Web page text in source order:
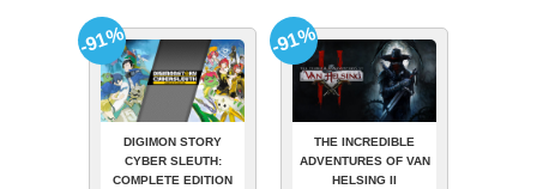
DIGIMON STORY
CYBER SLEUTH:
COMPLETE EDITION
-91%
THE INCREDIBLE
ADVENTURES OF VAN
HELSING II
-91%